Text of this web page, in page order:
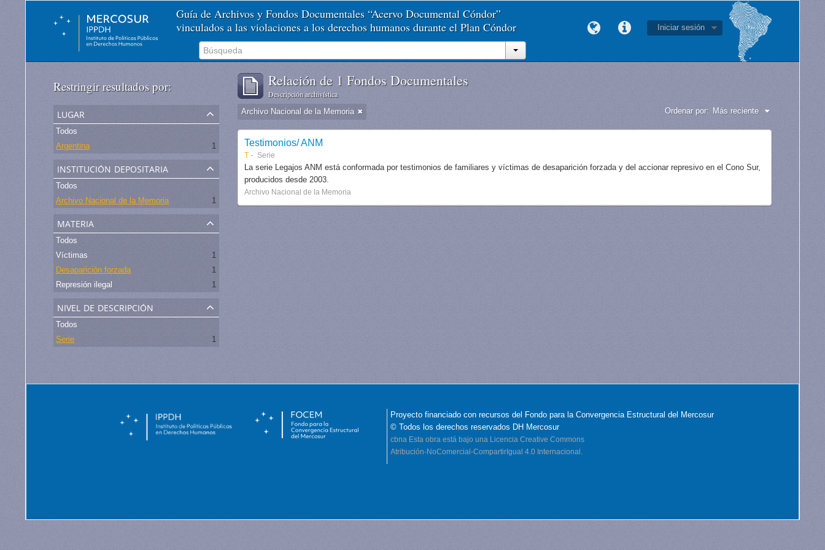
Guía de Archivos y Fondos Documentales “Acervo Documental Cóndor”
vinculados a las violaciones a los derechos humanos durante el Plan Cóndor
Iniciar sesión
Restringir resultados por:
lugar
Todos
Argentina
1
institución depositaria
Todos
Archivo Nacional de la Memoria
1
materia
Todos
Víctimas
1
Desaparición forzada
1
Represión ilegal
1
nivel de descripción
Todos
Serie
1
Relación de 1 Fondos Documentales
Descripción archivística
Archivo Nacional de la Memoria Ordenar por: Más reciente
Testimonios/ ANM
T Serie
La serie Legajos ANM está conformada por testimonios de familiares y víctimas de desaparición forzada y del accionar represivo en el Cono Sur,
producidos desde 2003.
Archivo Nacional de la Memoria
Proyecto financiado con recursos del Fondo para la Convergencia Estructural del Mercosur
© Todos los derechos reservados DH Mercosur
cbna Esta obra está bajo una Licencia Creative Commons
Atribución-NoComercial-CompartirIgual 4.0 Internacional.